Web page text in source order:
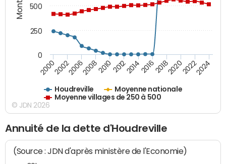
Houdreville
Moyenne nationale
Moyenne villages de 250 à 500
200020022006200820102012201420162018202020222024
0
250
500
© JDN 2026
Annuité de la dette d'Houdreville
(Source : JDN d'après ministère de l'Economie)